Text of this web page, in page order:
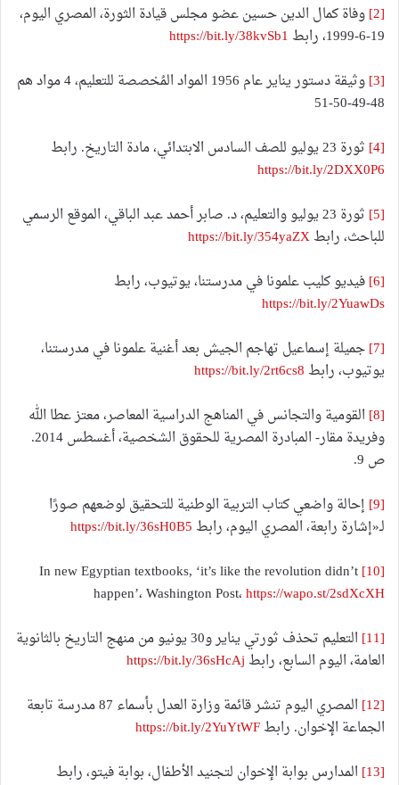
[2] وفاة كمال الدين حسين عضو مجلس قيادة الثورة، المصري اليوم،
19-6-1999، رابط
https://bit.ly/38kvSb1
[3]
وثيقة دستور يناير عام 1956 المواد المُخصصة للتعليم، 4 مواد هم
48-49-50-51
[4]
ثورة 23 يوليو للصف السادس الابتدائي، مادة التاريخ. رابط
https://bit.ly/2DXX0P6
[5]
ثورة 23 يوليو والتعليم، د. صابر أحمد عبد الباقي، الموقع الرسمي
للباحث، رابطhttps://bit.ly/354yaZX
[6] فيديو كليب علمونا في مدرستنا، يوتيوب، رابط
https://bit.ly/2YuawDs
[7] جميلة إسماعيل تهاجم الجيش بعد أغنية علمونا في مدرستنا،
يوتيوب، رابط https://bit.ly/2rt6cs8
[8]
القومية والتجانس في المناهج الدراسية المعاصر، معتز عطا الله
وفريدة مقار- المبادرة المصرية للحقوق الشخصية، أغسطس 2014.
ص 9.
[9]
إحالة واضعي كتاب التربية الوطنية للتحقيق لوضعهم صورًا
لـ«إشارة رابعة، المصري اليوم، رابط https://bit.ly/36sH0B5
[10]
In new Egyptian textbooks, ‘it’s like the revolution didn’t
happen’، Washington Post،https://wapo.st/2sdXcXH
[11]
التعليم تحذف ثورتي يناير و30 يونيو من منهج التاريخ بالثانوية
العامة، اليوم السابع، رابط https://bit.ly/36sHcAj
[12]
المصري اليوم تنشر قائمة وزارة العدل بأسماء 87 مدرسة تابعة
الجماعة الإخوان. رابطhttps://bit.ly/2YuYtWF
[13]
المدارس بوابة الإخوان لتجنيد الأطفال، بوابة فيتو، رابط